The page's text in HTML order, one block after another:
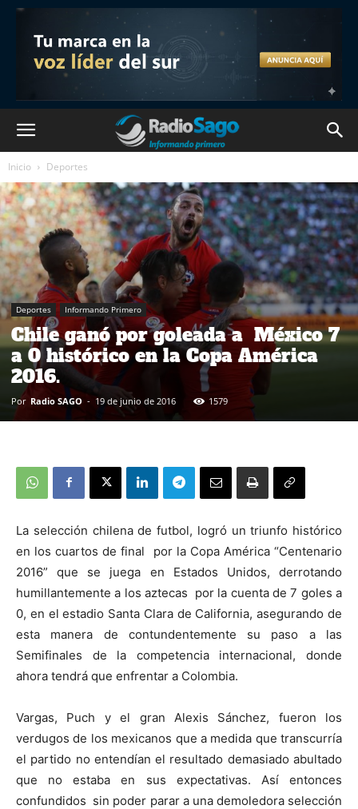
Inicio Deportes
Deportes Informando Primero
Chile ganó por goleada a México 7
a 0 histórico en la Copa América
2016.
Por Radio SAGO - 19 de junio de 2016 1579
La selección chilena de futbol, logró un triunfo histórico
en los cuartos de final por la Copa América “Centenario
2016” que se juega en Estados Unidos, derrotando
humillantemente a los aztecas por la cuenta de 7 goles a
0, en el estadio Santa Clara de California, asegurando de
esta manera de contundentemente su paso a las
Semifinales de la competencia internacional, donde
ahora tendrá que enfrentar a Colombia.
Vargas, Puch y el gran Alexis Sánchez, fueron los
verdugos de los mexicanos que a medida que transcurría
el partido no entendían el resultado demasiado abultado
que no estaba en sus expectativas. Así entonces
confundidos sin poder parar a una demoledora selección